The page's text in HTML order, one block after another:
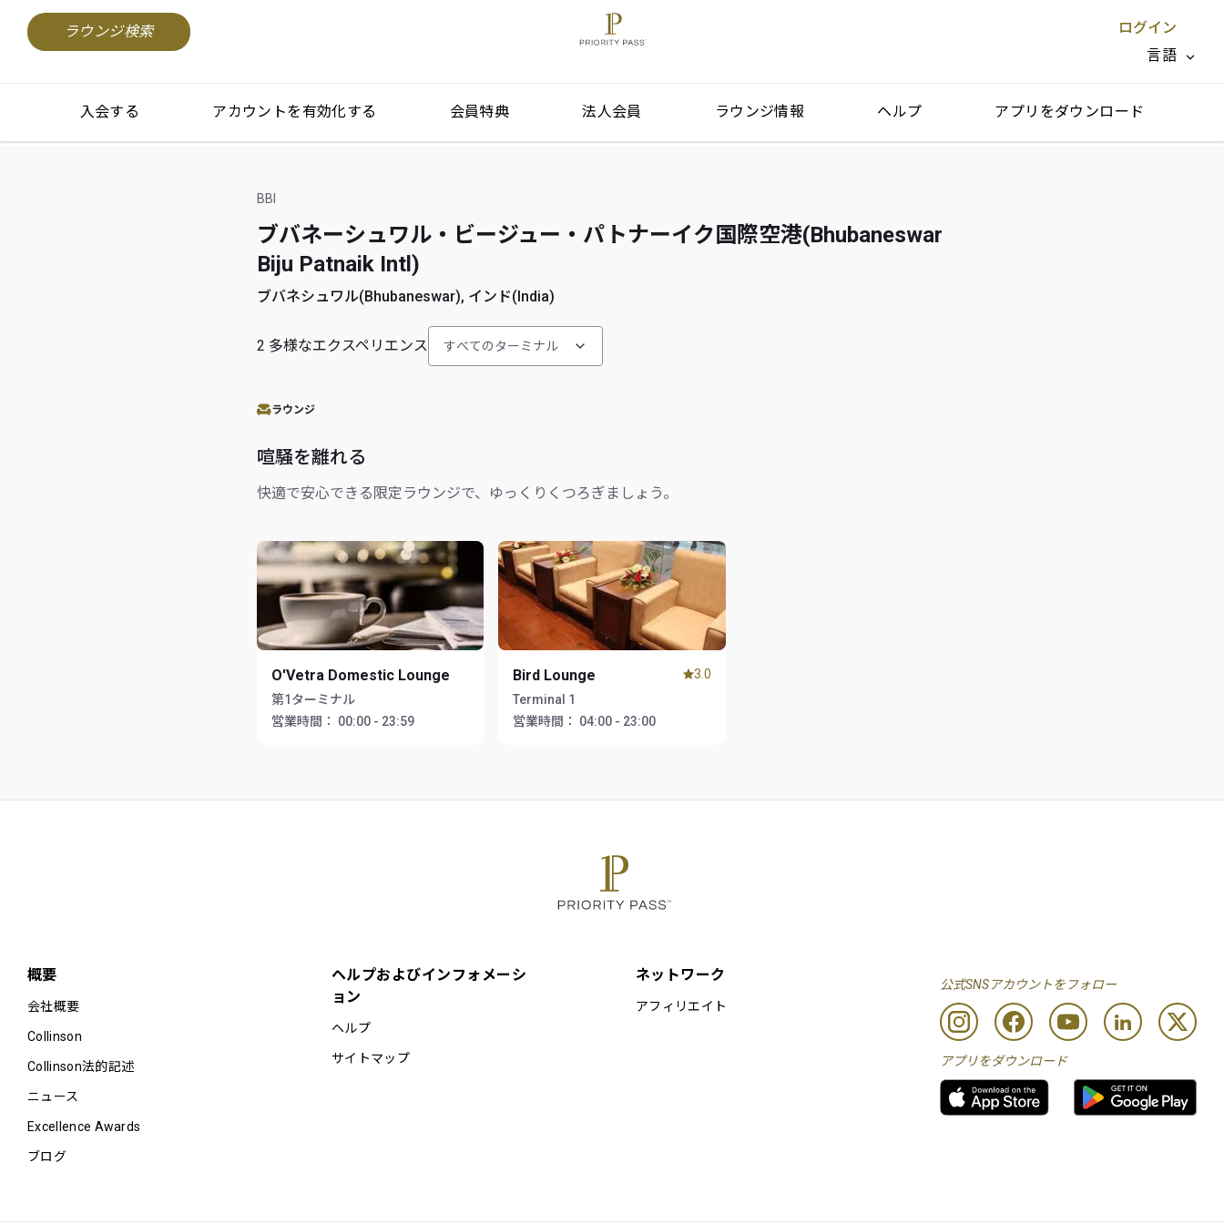
ラウンジ検索
ログイン
言語
閉じる X
入会する アカウントを有効化する 会員特典 法人会員 ラウンジ情報 ヘルプ アプリをダウンロード
BBI
ブバネーシュワル・ビージュー・パトナーイク国際空港(Bhubaneswar
Biju Patnaik Intl)
ブバネシュワル(Bhubaneswar), インド(India)
2 多様なエクスペリエンス すべてのターミナル
ラウンジ
喧騒を離れる
快適で安心できる限定ラウンジで、ゆっくりくつろぎましょう。
O'Vetra Domestic Lounge
第1ターミナル
営業時間：
00:00 - 23:59
Bird Lounge
Terminal 1
営業時間：
04:00 - 23:00
3.0
概要
会社概要
Collinson
Collinson法的記述
ニュース
Excellence Awards
ブログ
ヘルプおよびインフォメーシ
ョン
ヘルプ
サイトマップ
ネットワーク
アフィリエイト
公式SNSアカウントをフォロー
アプリをダウンロード